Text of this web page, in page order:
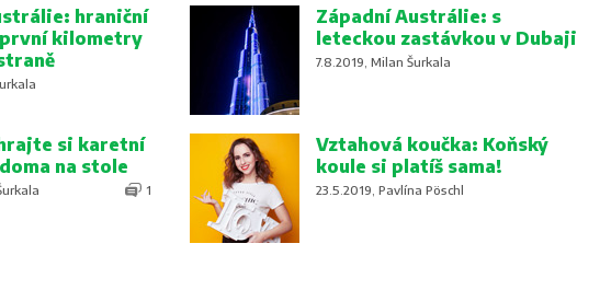
hraniční
kilometry
Západní Austrálie: s
leteckou zastávkou v Dubaji
7.8.2019, Milan Šurkala
si karetní
na stole
1
Vztahová koučka: Koňský
koule si platíš sama!
23.5.2019, Pavlína Pöschl